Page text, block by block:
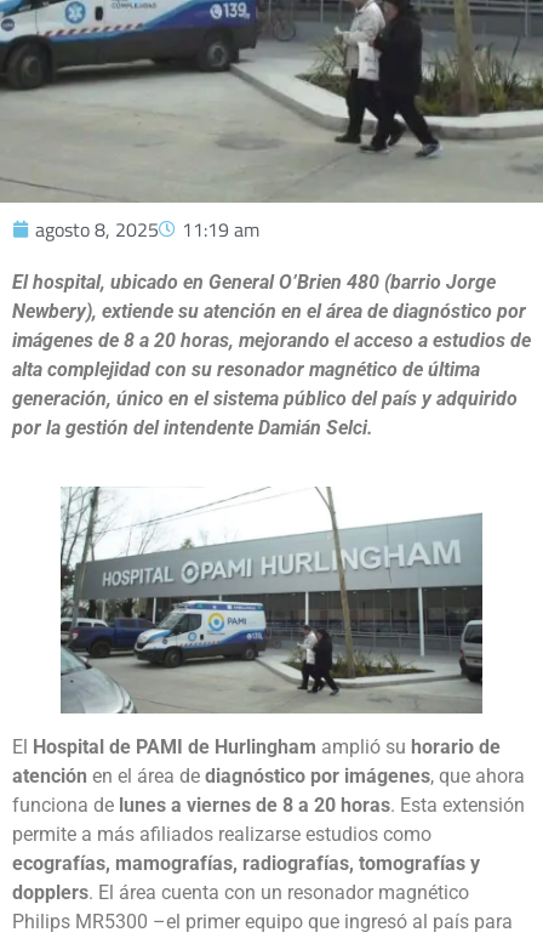
agosto 8, 2025 11:19 am
El hospital, ubicado en General O’Brien 480 (barrio Jorge
Newbery), extiende su atención en el área de diagnóstico por
imágenes de 8 a 20 horas, mejorando el acceso a estudios de
alta complejidad con su resonador magnético de última
generación, único en el sistema público del país y adquirido
por la gestión del intendente Damián Selci.
El Hospital de PAMI de Hurlingham amplió su horario de
atención en el área de diagnóstico por imágenes, que ahora
funciona de lunes a viernes de 8 a 20 horas. Esta extensión
permite a más afiliados realizarse estudios como
ecografías, mamografías, radiografías, tomografías y
dopplers. El área cuenta con un resonador magnético
Philips MR5300 –el primer equipo que ingresó al país para